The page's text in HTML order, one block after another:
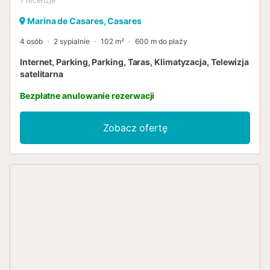
Marina de Casares, Casares
4 osób 2 sypialnie 102 m² 600 m do plaży
Internet, Parking, Parking, Taras, Klimatyzacja, Telewizja
satelitarna
Bezpłatne anulowanie rezerwacji
Zobacz ofertę